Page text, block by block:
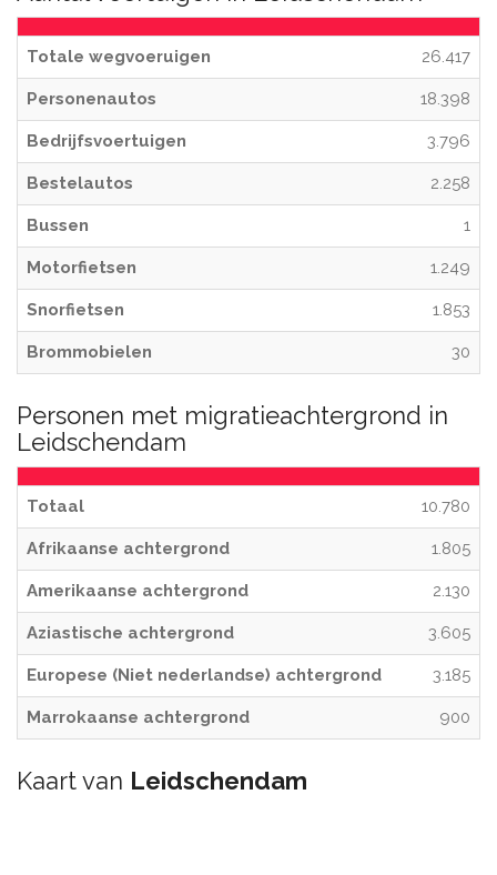
Totale wegvoeruigen 26.417
Personenautos 18.398
Bedrijfsvoertuigen 3.796
Bestelautos 2.258
Bussen 1
Motorfietsen 1.249
Snorfietsen 1.853
Brommobielen 30
Personen met migratieachtergrond in
Leidschendam
Totaal 10.780
Afrikaanse achtergrond 1.805
Amerikaanse achtergrond 2.130
Aziastische achtergrond 3.605
Europese (Niet nederlandse) achtergrond 3.185
Marrokaanse achtergrond 900
Kaart van Leidschendam